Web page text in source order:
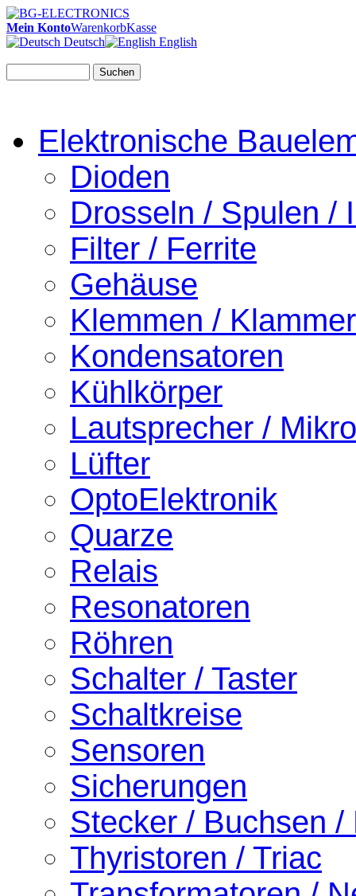
Mein KontoWarenkorbKasse
Deutsch
English
Suchen
Elektronische
Dioden
Drosseln / Spulen /
Filter / Ferrite
Gehäuse
Klemmen /
Kondensatoren
Kühlkörper
Lautsprecher /
Lüfter
OptoElektronik
Quarze
Relais
Resonatoren
Röhren
Schalter / Taster
Schaltkreise
Sensoren
Sicherungen
Stecker / Buchsen /
Thyristoren / Triac